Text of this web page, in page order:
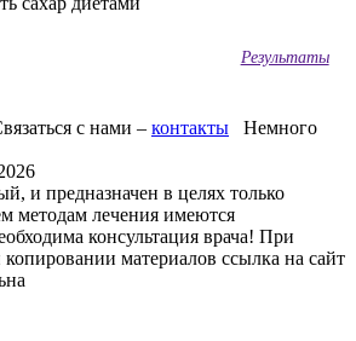
Результаты
с нами – контакты Немного
и предназначен в целях только
методам лечения имеются
консультация врача! При
материалов ссылка на сайт